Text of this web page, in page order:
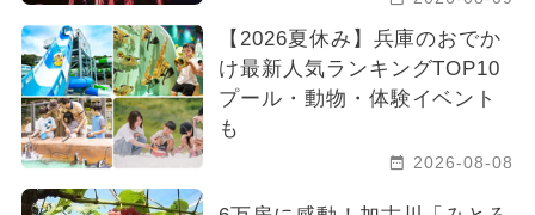
【2026夏休み】兵庫のおでか
け最新人気ランキングTOP10
プール・動物・体験イベント
も
2026-08-08